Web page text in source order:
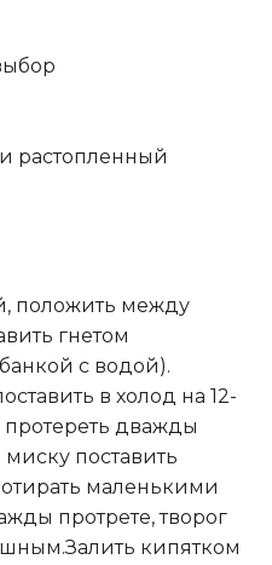
растопленный
положить между
гнетом
с водой).
в холод на 12-
протереть дважды
миску поставить
маленькими
протрете, творог
кипятком